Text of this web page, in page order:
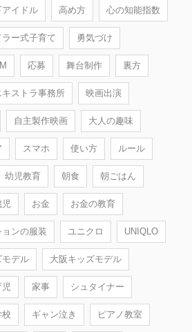
アイドル 高め方 心の知能指数
ラー式子育て 勇気づけ
応募 舞台制作 裏方
キストラ事務所 映画出演
自主製作映画 大人の趣味
スマホ 使い方 ルール
幼児教育 朝食 朝ごはん
お金 お金の教育
ンの服装 ユニクロ UNIQLO
モデル 大阪キッズモデル
家事 シュタイナー
校 ギャン泣き ピアノ教室